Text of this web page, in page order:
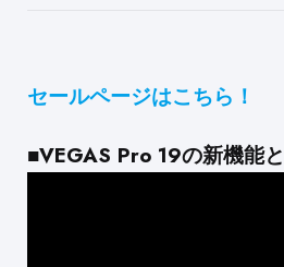
セールページはこちら！
■VEGAS Pro 19の新機能